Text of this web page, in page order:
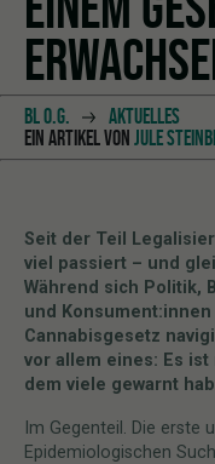
BL O.G.
AKTUELLES
EIN ARTIKEL VONJULE
Seit der Teil
viel passiert – und
Während sich Politik,
und
Cannabisgesetz
vor allem eines: Es
dem viele gewarnt
Im Gegenteil. Die erste
Epidemiologischen